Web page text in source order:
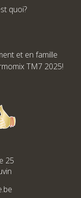
quoi?
et en famille
TM7 2025!
25